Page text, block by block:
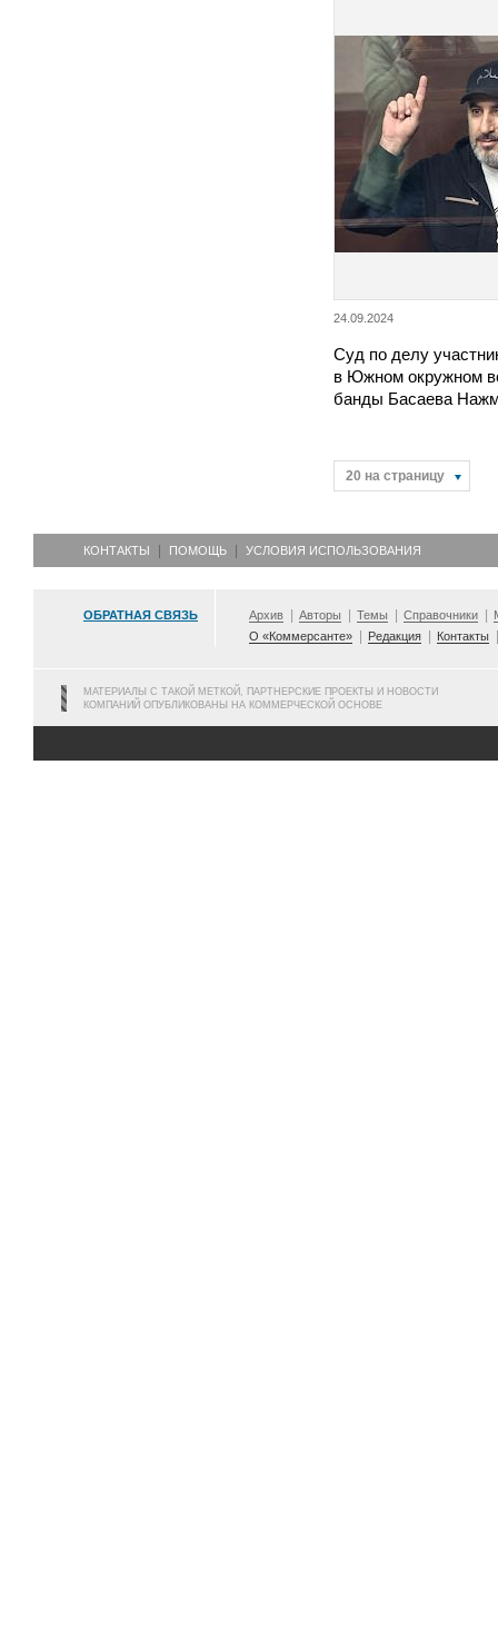
24.09.2024
Суд по делу
в Южном окружном
банды Басаева
20 на страницу
КОНТАКТЫ ПОМОЩЬ УСЛОВИЯ ИСПОЛЬЗОВАНИЯ
ОБРАТНАЯ СВЯЗЬ Архив Авторы Темы Справочники
О «Коммерсанте»
Редакция Контакты
МАТЕРИАЛЫ С ТАКОЙ МЕТКОЙ, ПАРТНЕРСКИЕ ПРОЕКТЫ И НОВОСТИ
КОМПАНИЙ ОПУБЛИКОВАНЫ НА КОММЕРЧЕСКОЙ ОСНОВЕ